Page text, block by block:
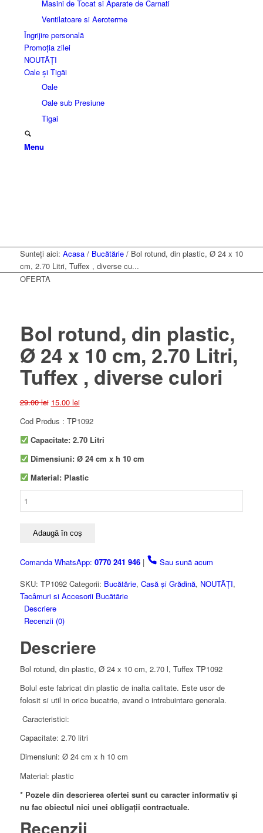
Masini de Tocat si Aparate de Carnati
Ventilatoare si Aeroterme
Îngrijire personală
Promoția zilei
NOUTĂȚI
Oale și Tigăi
Oale
Oale sub Presiune
Tigai
Menu
Sunteți aici: Acasa / Bucătărie / Bol rotund, din plastic, Ø 24 x 10
cm, 2.70 Litri, Tuffex , diverse cu...
OFERTA
Bol rotund, din plastic,
Ø 24 x 10 cm, 2.70 Litri,
Tuffex , diverse culori
29.00lei Prețul
a
fost:
15.00 leiPrețul
este:
15.00 lei.
Cod Produs : TP1092
Capacitate: 2.70 Litri
Dimensiuni: Ø 24 cm x h 10 cm
Material: Plastic
Ø
x
10
cm,
2.70
Tuffex
diverse
Adaugă în coș
Comanda WhatsApp: 0770 241 946 |
Sau sună acum
SKU: TP1092 Categorii: Bucătărie, Casă și Grădină, NOUTĂȚI,
Tacâmuri si Accesorii Bucătărie
Descriere
Recenzii (0)
Descriere
Bol rotund, din plastic, Ø 24 x 10 cm, 2.70 l, Tuffex TP1092
Bolul este fabricat din plastic de inalta calitate. Este usor de
folosit si util in orice bucatrie, avand o intrebuintare generala.
Caracteristici:
Capacitate: 2.70 litri
Dimensiuni: Ø 24 cm x h 10 cm
Material: plastic
* Pozele din descrierea ofertei sunt cu caracter informativ și
nu fac obiectul nici unei obligații contractuale.
Recenzii